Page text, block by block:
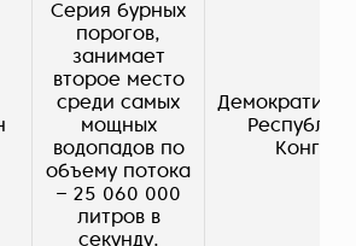
Серия бурных
порогов,
занимает
второе место
среди самых
мощных
водопадов по
объему потока
– 25 060 000
литров в
секунду.
Конго